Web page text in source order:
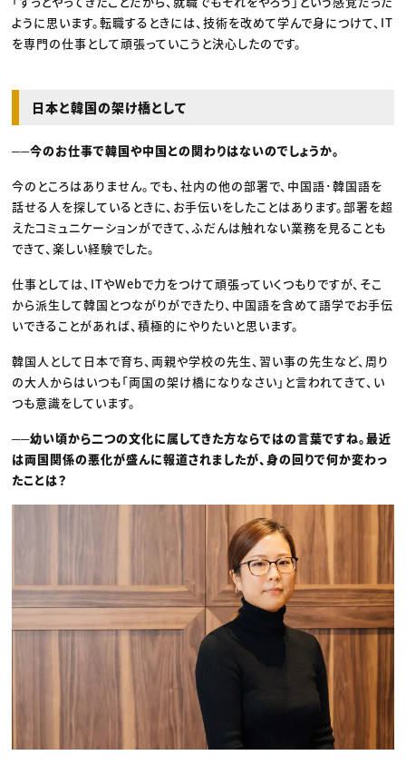
ように思います。転職するときには、技術を改めて学んで身につけて、IT
を専門の仕事として頑張っていこうと決心したのです。
日本と韓国の架け橋として
──今のお仕事で韓国や中国との関わりはないのでしょうか。
今のところはありません。でも、社内の他の部署で、中国語･韓国語を
話せる人を探しているときに、お手伝いをしたことはあります。部署を超
えたコミュニケーションができて、ふだんは触れない業務を見ることも
できて、楽しい経験でした。
仕事としては、ITやWebで力をつけて頑張っていくつもりですが、そこ
から派生して韓国とつながりができたり、中国語を含めて語学でお手伝
いできることがあれば、積極的にやりたいと思います。
韓国人として日本で育ち、両親や学校の先生、習い事の先生など、周り
の大人からはいつも「両国の架け橋になりなさい」と言われてきて、い
つも意識をしています。
──幼い頃から二つの文化に属してきた方ならではの言葉ですね。最近
は両国関係の悪化が盛んに報道されましたが、身の回りで何か変わっ
たことは？